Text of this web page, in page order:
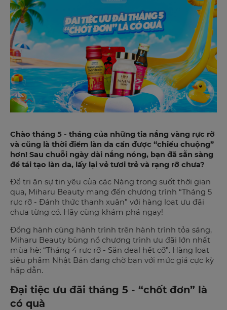
0799 33 86 88
Chào tháng 5 - tháng của những tia nắng vàng rực rỡ
và cũng là thời điểm làn da cần được “chiều chuộng”
hơn! Sau chuỗi ngày dài nắng nóng, bạn đã sẵn sàng
để tái tạo làn da, lấy lại vẻ tươi trẻ và rạng rỡ chưa?
Để tri ân sự tin yêu của các Nàng trong suốt thời gian
qua, Miharu Beauty mang đến chương trình “Tháng 5
rực rỡ - Đánh thức thanh xuân” với hàng loạt ưu đãi
chưa từng có. Hãy cùng khám phá ngay!
Đồng hành cùng hành trình trên hành trình tỏa sáng,
Miharu Beauty bùng nổ chương trình ưu đãi lớn nhất
mùa hè: “Tháng 4 rực rỡ - Săn deal hết cỡ”. Hàng loạt
siêu phẩm Nhật Bản đang chờ bạn với mức giá cực kỳ
hấp dẫn.
Đại tiệc ưu đãi tháng 5 - “chốt đơn” là
có quà